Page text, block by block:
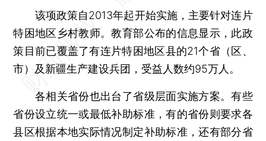
该项政策自2013年起开始实施，主要针对连片
特困地区乡村教师。教育部公布的信息显示，此政
策目前已覆盖了有连片特困地区县的21个省（区、
市）及新疆生产建设兵团，受益人数约95万人。
各相关省份也出台了省级层面实施方案。有些
省份设立统一或最低补助标准，有的省份则要求各
县区根据本地实际情况制定补助标准，还有部分省